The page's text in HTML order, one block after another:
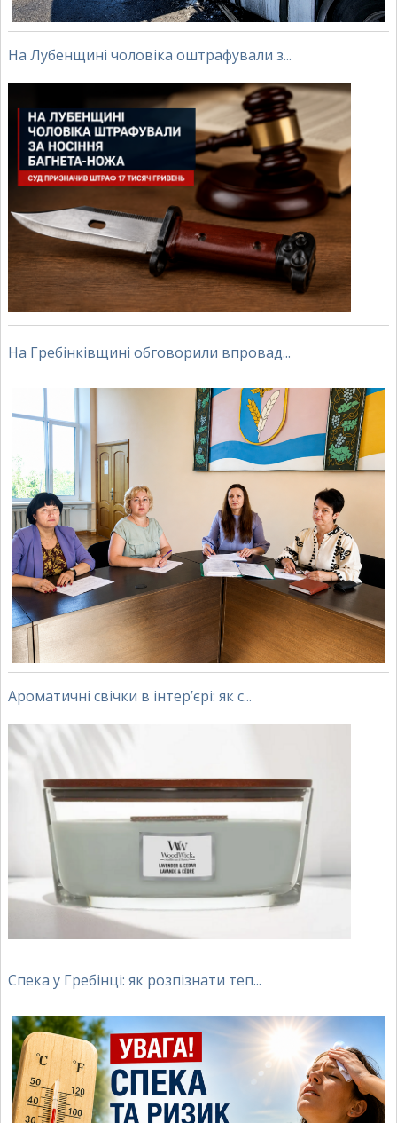
На Лубенщині чоловіка оштрафували з...
На Гребінківщині обговорили впровад...
Ароматичні свічки в інтер’єрі: як с...
Спека у Гребінці: як розпізнати теп...